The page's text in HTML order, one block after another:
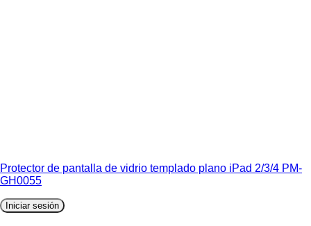
Protector de pantalla de vidrio templado plano iPad 2/3/4 PM-
GH0055
Iniciar sesión